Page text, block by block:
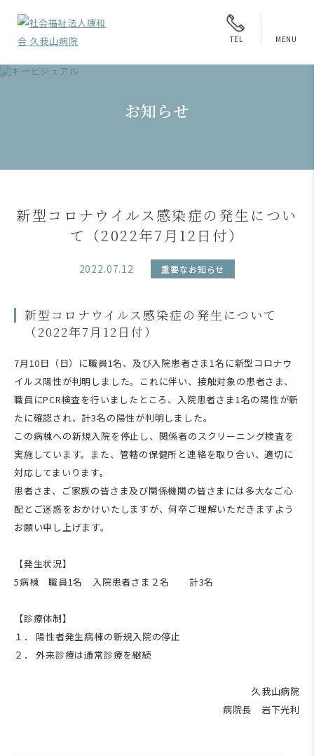
TEL MENU
お知らせ
新型コロナウイルス感染症の発生につい
て（2022年7月12日付）
2022.07.12 重要なお知らせ
新型コロナウイルス感染症の発生について
（2022年7月12日付）
7月10日（日）に職員1名、及び入院患者さま1名に新型コロナウ
イルス陽性が判明しました。これに伴い、接触対象の患者さま、
職員にPCR検査を行いましたところ、入院患者さま1名の陽性が新
たに確認され、計3名の陽性が判明しました。
この病棟への新規入院を停止し、関係者のスクリーニング検査を
実施しています。また、管轄の保健所と連絡を取り合い、適切に
対応してまいります。
患者さま、ご家族の皆さま及び関係機関の皆さまには多大なご心
配とご迷惑をおかけいたしますが、何卒ご理解いただきますよう
お願い申し上げます。
【発生状況】
5病棟 職員1名 入院患者さま２名 計3名
【診療体制】
１． 陽性者発生病棟の新規入院の停止
２． 外来診療は通常診療を継続
久我山病院
病院長 岩下光利